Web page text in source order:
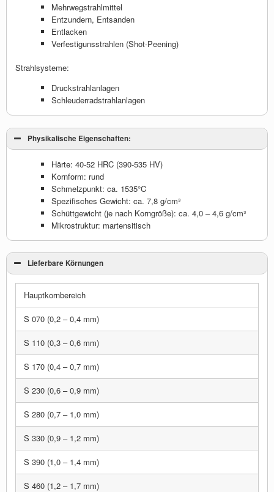
Mehrwegstrahlmittel
Entzundern, Entsanden
Entlacken
Verfestigunsstrahlen (Shot-Peening)
Strahlsysteme:
Druckstrahlanlagen
Schleuderradstrahlanlagen
Physikalische Eigenschaften:
Härte: 40-52 HRC (390-535 HV)
Kornform: rund
Schmelzpunkt: ca. 1535°C
Spezifisches Gewicht: ca. 7,8 g/cm³
Schüttgewicht (je nach Korngröße): ca. 4,0 – 4,6 g/cm³
Mikrostruktur: martensitisch
Lieferbare Körnungen
Hauptkornbereich
S 070 (0,2 – 0,4 mm)
S 110 (0,3 – 0,6 mm)
S 170 (0,4 – 0,7 mm)
S 230 (0,6 – 0,9 mm)
S 280 (0,7 – 1,0 mm)
S 330 (0,9 – 1,2 mm)
S 390 (1,0 – 1,4 mm)
S 460 (1,2 – 1,7 mm)